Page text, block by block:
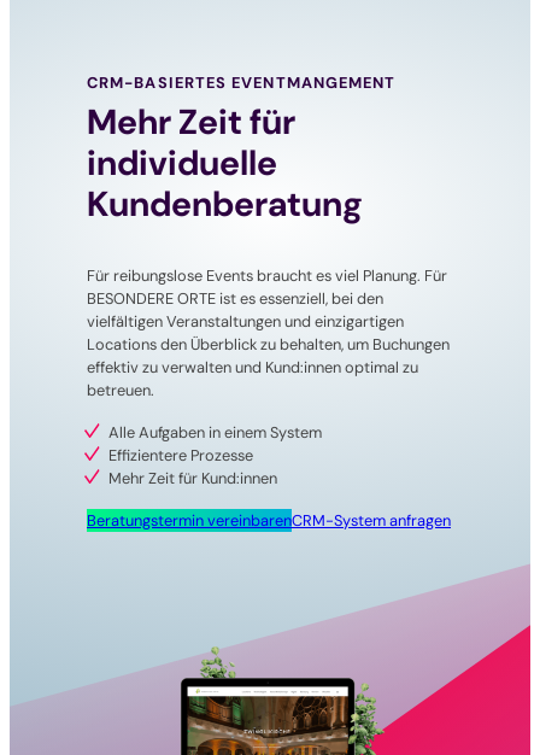
CRM-BASIERTES EVENTMANGEMENT
Mehr Zeit für
individuelle
Kundenberatung
Für reibungslose Events braucht es viel Planung. Für
BESONDERE ORTE ist es essenziell, bei den
vielfältigen Veranstaltungen und einzigartigen
Locations den Überblick zu behalten, um Buchungen
effektiv zu verwalten und Kund:innen optimal zu
betreuen.
Alle Aufgaben in einem System
Effizientere Prozesse
Mehr Zeit für Kund:innen
Beratungstermin vereinbarenCRM-System anfragen